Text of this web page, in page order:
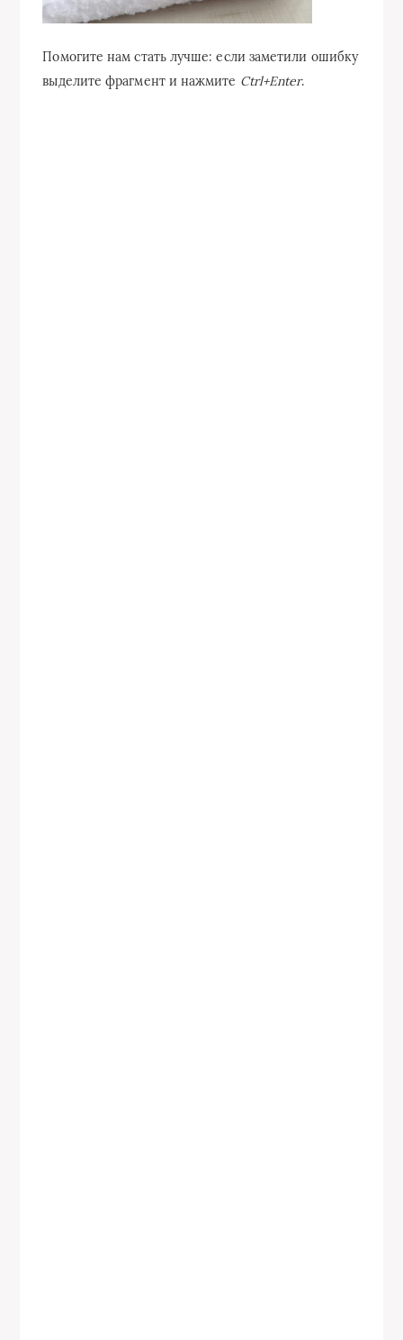
Помогите нам стать лучше: если заметили ошибку
выделите фрагмент и нажмите Ctrl+Enter.